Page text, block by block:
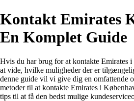
Kontakt Emirates
En Komplet Guide
Hvis du har brug for at kontakte Emirates
at vide, hvilke muligheder der er
denne guide vil vi give dig en omfattende
metoder til at kontakte Emirates i
tips til at få den bedst mulige